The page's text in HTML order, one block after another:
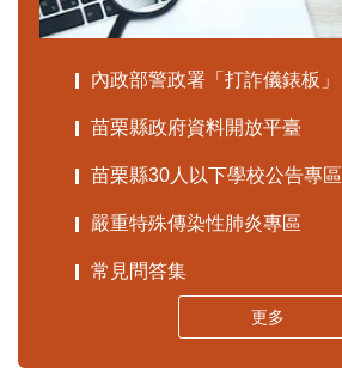
內政部警政署「打詐儀錶板」
苗栗縣政府資料開放平臺
苗栗縣30人以下學校公告專區
嚴重特殊傳染性肺炎專區
常見問答集
更多